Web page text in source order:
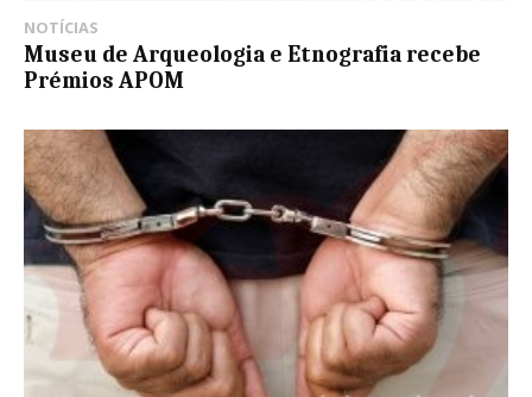
NOTÍCIAS
Museu de Arqueologia e Etnografia recebe
Prémios APOM